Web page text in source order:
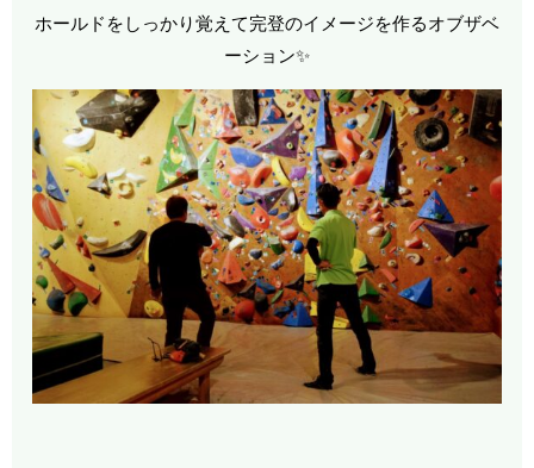
ホールドをしっかり覚えて完登のイメージを作るオブザベ
ーション✨